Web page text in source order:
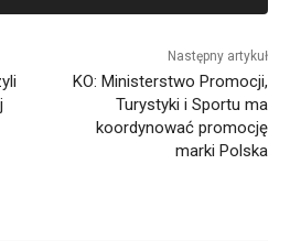
Następny artykuł
KO: Ministerstwo Promocji,
Turystyki i Sportu ma
koordynować promocję
marki Polska